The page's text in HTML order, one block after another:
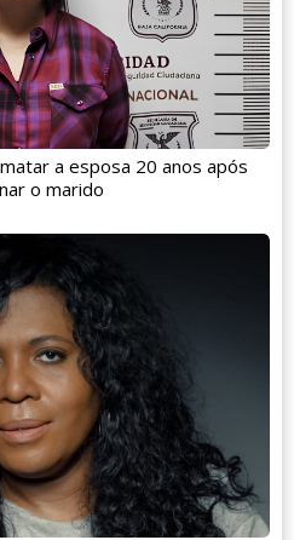
a esposa 20 anos após
o marido